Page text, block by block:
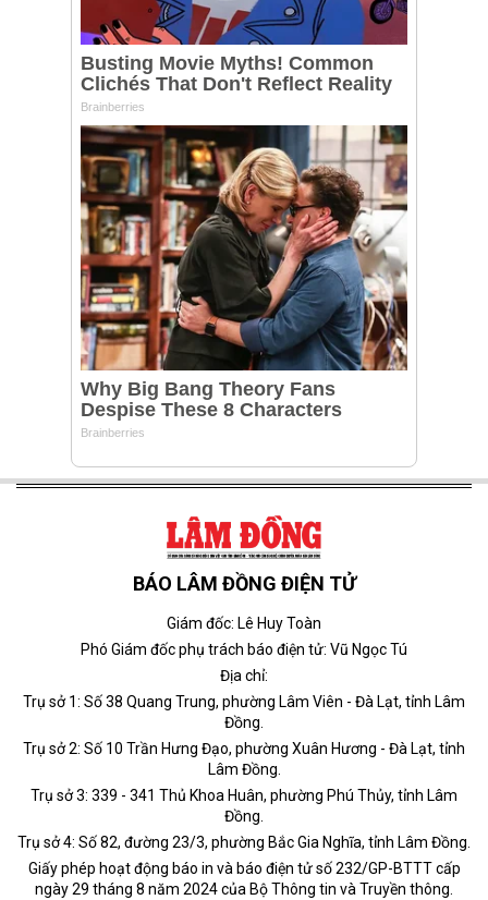
BÁO LÂM ĐỒNG ĐIỆN TỬ
Giám đốc: Lê Huy Toàn
Phó Giám đốc phụ trách báo điện tử: Vũ Ngọc Tú
Địa chỉ:
Trụ sở 1: Số 38 Quang Trung, phường Lâm Viên - Đà Lạt, tỉnh Lâm
Đồng.
Trụ sở 2: Số 10 Trần Hưng Đạo, phường Xuân Hương - Đà Lạt, tỉnh
Lâm Đồng.
Trụ sở 3: 339 - 341 Thủ Khoa Huân, phường Phú Thủy, tỉnh Lâm
Đồng.
Trụ sở 4: Số 82, đường 23/3, phường Bắc Gia Nghĩa, tỉnh Lâm Đồng.
Giấy phép hoạt động báo in và báo điện tử số 232/GP-BTTT cấp
ngày 29 tháng 8 năm 2024 của Bộ Thông tin và Truyền thông.